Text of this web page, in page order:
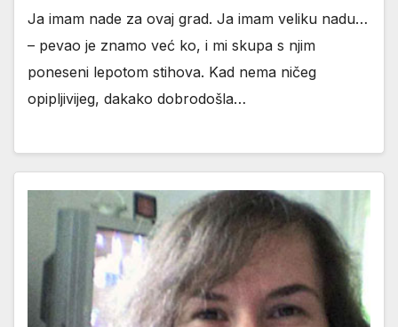
Ja imam nade za ovaj grad. Ja imam veliku nadu…
– pevao je znamo već ko, i mi skupa s njim
poneseni lepotom stihova. Kad nema ničeg
opipljivijeg, dakako dobrodošla…